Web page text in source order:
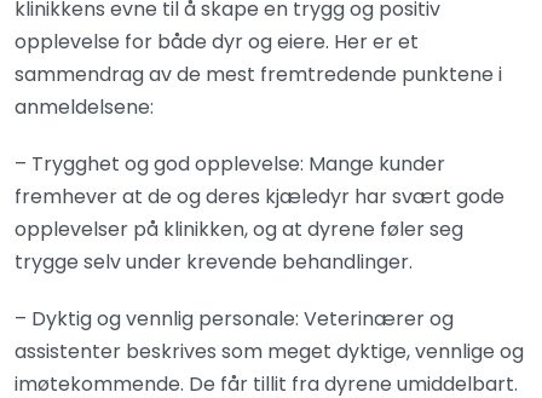
klinikkens evne til å skape en trygg og positiv
opplevelse for både dyr og eiere. Her er et
sammendrag av de mest fremtredende punktene i
anmeldelsene:
– Trygghet og god opplevelse: Mange kunder
fremhever at de og deres kjæledyr har svært gode
opplevelser på klinikken, og at dyrene føler seg
trygge selv under krevende behandlinger.
– Dyktig og vennlig personale: Veterinærer og
assistenter beskrives som meget dyktige, vennlige og
imøtekommende. De får tillit fra dyrene umiddelbart.